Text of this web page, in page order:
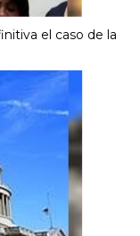
el caso de la